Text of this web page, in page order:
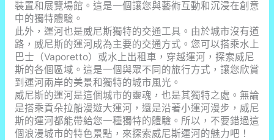
裝置和展覽場館。這是一個讓您與藝術互動和沉浸在創意
中的獨特體驗。
此外，運河也是威尼斯獨特的交通工具。由於城市沒有道
路，威尼斯的運河成為主要的交通方式。您可以搭乘水上
巴士（Vaporetto）或水上出租車，穿越運河，探索威尼
斯的各個區域。這是一個與眾不同的旅行方式，讓您欣賞
到運河兩岸的美景和獨特的城市風光。
威尼斯的運河是這個城市的靈魂，也是其獨特之處。無論
是搭乘貢朵拉船漫遊大運河，還是沿著小運河漫步，威尼
斯的運河都能帶給您一種獨特的體驗。所以，不要錯過這
個浪漫城市的特色景點，來探索威尼斯運河的魅力吧！